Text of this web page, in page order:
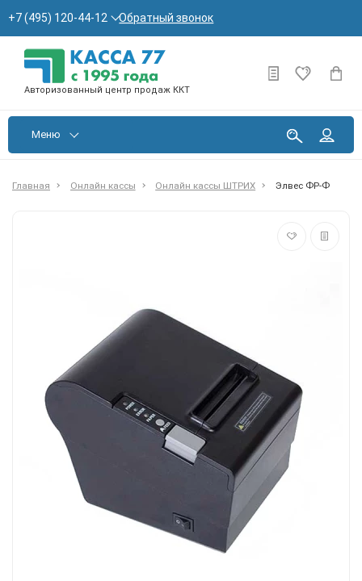
+7 (495) 120-44-12 Обратный звонок
Авторизованный центр продаж ККТ
Меню
Главная Онлайн кассы Онлайн кассы ШТРИХ Элвес ФР-Ф